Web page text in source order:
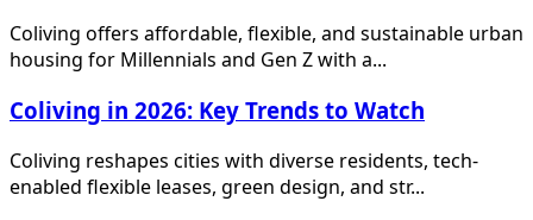
Coliving offers affordable, flexible, and sustainable urban
housing for Millennials and Gen Z with a...
Coliving in 2026: Key Trends to Watch
Coliving reshapes cities with diverse residents, tech-
enabled flexible leases, green design, and str...